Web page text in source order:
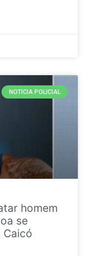
NOTICIA POLICIAL
homem
se
Caicó